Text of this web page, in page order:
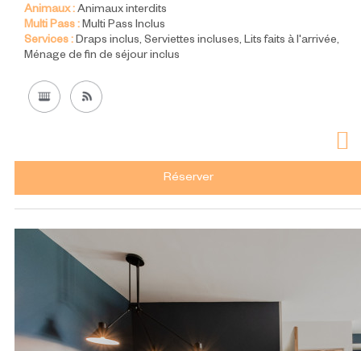
Animaux :Animaux interdits
Multi Pass :Multi Pass Inclus
Services :Draps inclus Serviettes incluses Lits faits à l'arrivée
Ménage de fin de séjour inclus
Réserver